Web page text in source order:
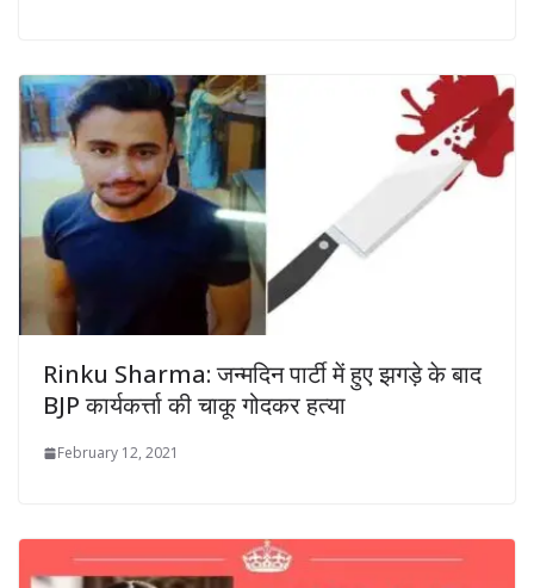
Rinku Sharma: जन्मदिन पार्टी में हुए झगड़े के बाद
BJP कार्यकर्त्ता की चाकू गोदकर हत्या
February 12, 2021